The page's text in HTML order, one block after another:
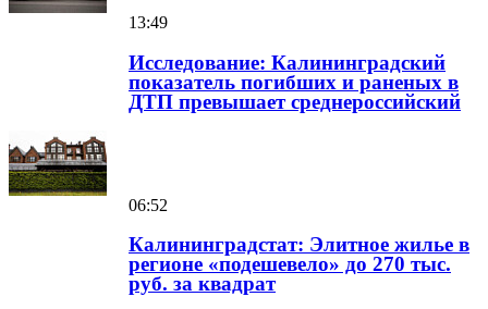
13:49
Исследование: Калининградский
показатель погибших и раненых в
ДТП превышает среднероссийский
06:52
Калининградстат: Элитное жилье в
регионе «подешевело» до 270 тыс.
руб. за квадрат